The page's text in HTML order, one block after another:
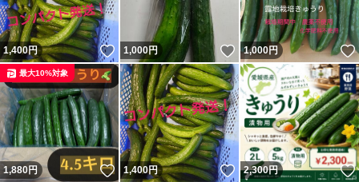
1,400円 いいね！
1,000円 いいね！
1,000円
1,880円 いいね！
最大10%対象
1,400円 いいね！
2,300円